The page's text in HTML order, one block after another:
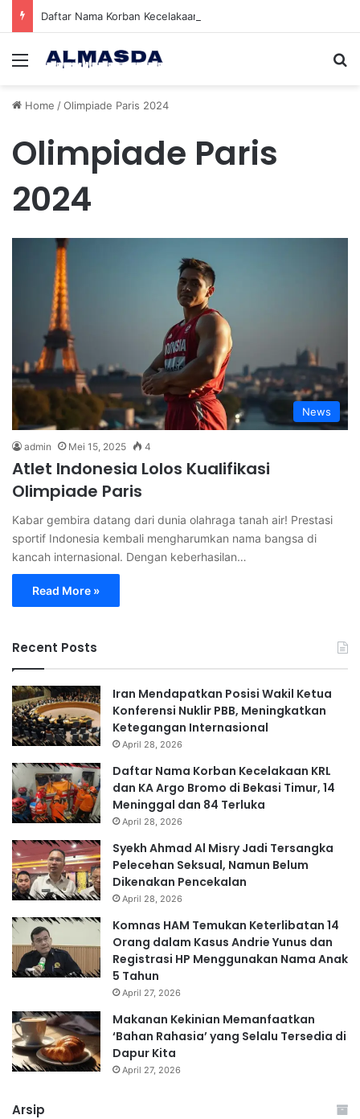
Menu
Home /Olimpiade Paris 2024
Olimpiade Paris
2024
News
admin Mei 15, 2025 4
Atlet Indonesia Lolos Kualifikasi
Olimpiade Paris
Kabar gembira datang dari dunia olahraga tanah air! Prestasi
sportif Indonesia kembali mengharumkan nama bangsa di
kancah internasional. Dengan keberhasilan…
Read More »
Recent Posts
Iran Mendapatkan Posisi Wakil Ketua
Konferensi Nuklir PBB, Meningkatkan
Ketegangan Internasional
April 28, 2026
Daftar Nama Korban Kecelakaan KRL
dan KA Argo Bromo di Bekasi Timur, 14
Meninggal dan 84 Terluka
April 28, 2026
Syekh Ahmad Al Misry Jadi Tersangka
Pelecehan Seksual, Namun Belum
Dikenakan Pencekalan
April 28, 2026
Komnas HAM Temukan Keterlibatan 14
Orang dalam Kasus Andrie Yunus dan
Registrasi HP Menggunakan Nama Anak
5 Tahun
April 27, 2026
Makanan Kekinian Memanfaatkan
‘Bahan Rahasia’ yang Selalu Tersedia di
Dapur Kita
April 27, 2026
Arsip